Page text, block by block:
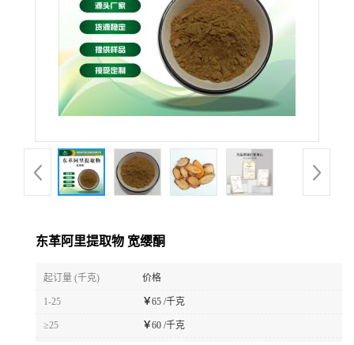
东革阿里提取物 宽缨酮
起订量 (千克) 价格
1-25 ￥65 /千克
≥25 ￥60 /千克